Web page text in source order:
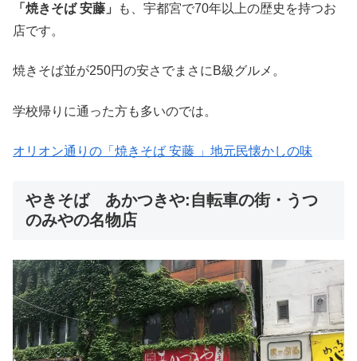
「焼きそば 安藤」
も、宇都宮で70年以上の歴史を持つお
店です。
焼きそば並が250円の安さでまさにB級グルメ。
学校帰りに通った方も多いのでは。
オリオン通りの「焼きそば 安藤 」地元民懐かしの味
やきそば あかつきや:自転車の街・うつ
のみやの名物店